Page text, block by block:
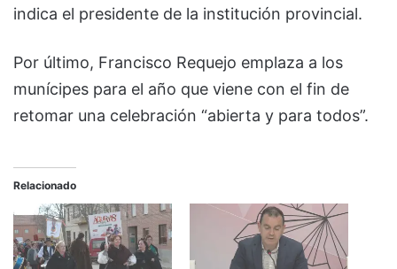
indica el presidente de la institución provincial.
Por último, Francisco Requejo emplaza a los
munícipes para el año que viene con el fin de
retomar una celebración “abierta y para todos”.
Relacionado